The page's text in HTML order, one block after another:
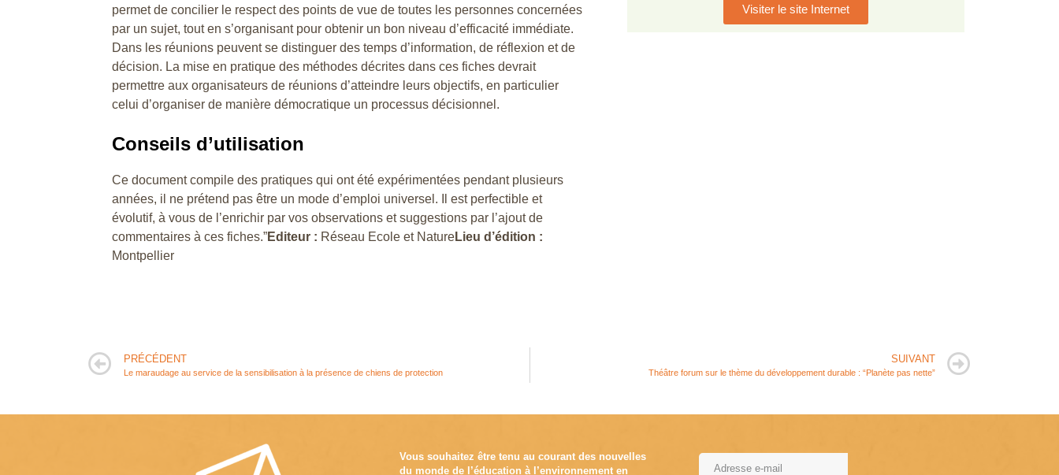
permet de concilier le respect des points de vue de toutes les personnes concernées
par un sujet, tout en s’organisant pour obtenir un bon niveau d’efficacité immédiate.
Dans les réunions peuvent se distinguer des temps d’information, de réflexion et de
décision. La mise en pratique des méthodes décrites dans ces fiches devrait
permettre aux organisateurs de réunions d’atteindre leurs objectifs, en particulier
celui d’organiser de manière démocratique un processus décisionnel.
Conseils d’utilisation
Ce document compile des pratiques qui ont été expérimentées pendant plusieurs
années, il ne prétend pas être un mode d’emploi universel. Il est perfectible et
évolutif, à vous de l’enrichir par vos observations et suggestions par l’ajout de
commentaires à ces fiches.”Editeur : Réseau Ecole et NatureLieu d’édition :
Montpellier
Visiter le site Internet
PRÉCÉDENT
Le maraudage au service de la sensibilisation à la présence de chiens de protection
SUIVANT
Théâtre forum sur le thème du développement durable : “Planète pas nette”
Vous souhaitez être tenu au courant des nouvelles
du monde de l’éducation à l’environnement en